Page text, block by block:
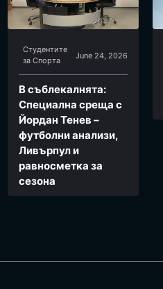
Студентите
за Спортa
June 24, 2026
В съблекалнята:
Специална среща с
Йордан Тенев –
футболни анализи,
Ливърпул и
равносметка за
сезона